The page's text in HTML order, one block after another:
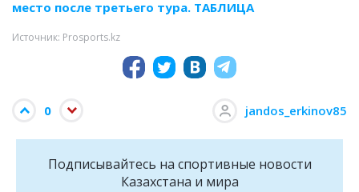
место после третьего тура. ТАБЛИЦА
Источник: Prosports.kz
0 jandos_erkinov85
Подписывайтесь на cпортивные новости
Казахстана и мира